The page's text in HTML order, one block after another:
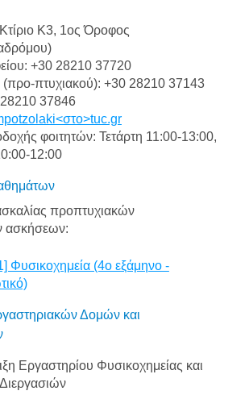
Κ3, 1ος Όροφος
+30 28210 37720
πτυχιακού): +30 28210 37143
37846
φοιτητών: Τετάρτη 11:00-13:00,
12:00
προπτυχιακών
ασκήσεων:
Φυσικοχημεία (4o εξάμηνο -
Δομών και
Εργαστηρίου Φυσικοχημείας και